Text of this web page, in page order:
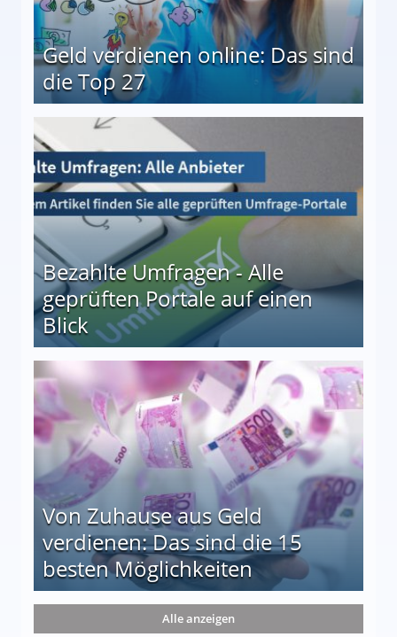
Geld verdienen online: Das sind
die Top 27
Bezahlte Umfragen - Alle
geprüften Portale auf einen
Blick
auf einen Blick
Von Zuhause aus Geld
verdienen: Das sind die 15
besten Möglichkeiten
die 15 besten Möglichkeiten
Alle anzeigen